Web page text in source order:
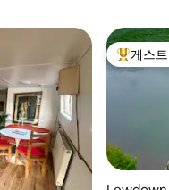
상위 게
게스